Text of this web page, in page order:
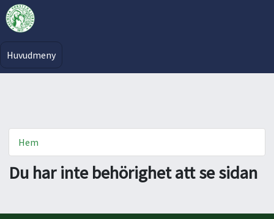
Huvudmeny
Hem
Du har inte behörighet att se sidan